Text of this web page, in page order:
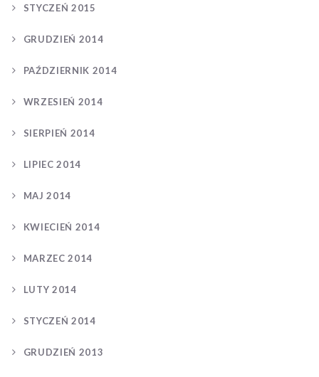
STYCZEŃ 2015
GRUDZIEŃ 2014
PAŹDZIERNIK 2014
WRZESIEŃ 2014
SIERPIEŃ 2014
LIPIEC 2014
MAJ 2014
KWIECIEŃ 2014
MARZEC 2014
LUTY 2014
STYCZEŃ 2014
GRUDZIEŃ 2013